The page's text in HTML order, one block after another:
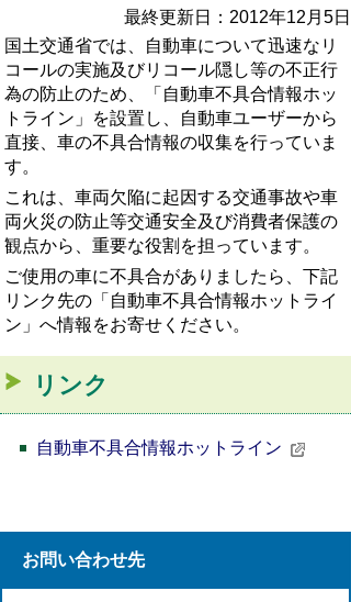
最終更新日：2012年12月5日
国土交通省では、自動車について迅速なリ
コールの実施及びリコール隠し等の不正行
為の防止のため、「自動車不具合情報ホッ
トライン」を設置し、自動車ユーザーから
直接、車の不具合情報の収集を行っていま
す。
これは、車両欠陥に起因する交通事故や車
両火災の防止等交通安全及び消費者保護の
観点から、重要な役割を担っています。
ご使用の車に不具合がありましたら、下記
リンク先の「自動車不具合情報ホットライ
ン」へ情報をお寄せください。
リンク
自動車不具合情報ホットライン
お問い合わせ先